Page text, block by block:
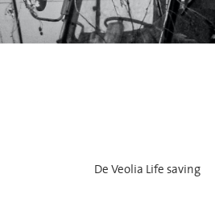
De Veolia Life saving